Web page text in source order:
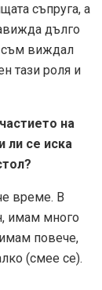
съпруга, а
дълго
съм виждал
тази роля и
на
ли се иска
време. В
имам много
повече,
(смее се).